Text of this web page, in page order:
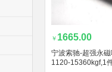
￥ 1665.00
宁波索驰-超强永
1120-15360kgf,1